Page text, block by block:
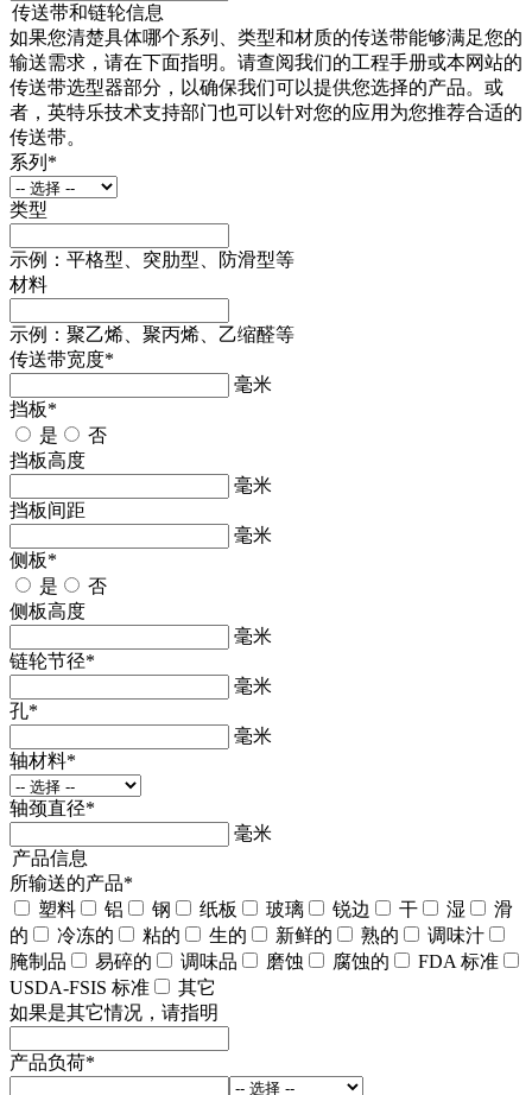
传送带和链轮信息
如果您清楚具体哪个系列、类型和材质的传送带能够满足您的
输送需求，请在下面指明。请查阅我们的工程手册或本网站的
传送带选型器部分，以确保我们可以提供您选择的产品。或
者，英特乐技术支持部门也可以针对您的应用为您推荐合适的
传送带。
系列 *
类型
示例：平格型、突肋型、防滑型等
材料
示例：聚乙烯、聚丙烯、乙缩醛等
传送带宽度*
毫米
挡板*
是
否
挡板高度
毫米
挡板间距
毫米
侧板*
是
否
侧板高度
毫米
链轮节径*
毫米
孔*
毫米
轴材料*
轴颈直径*
毫米
产品信息
所输送的产品*
塑料
铝 钢 纸板 玻璃 锐边 干 湿
滑
的
冷冻的 粘的 生的 新鲜的 熟的
调味汁
腌制品
易碎的 调味品 磨蚀 腐蚀的
FDA 标准
USDA-FSIS 标准
其它
如果是其它情况，请指明
产品负荷*